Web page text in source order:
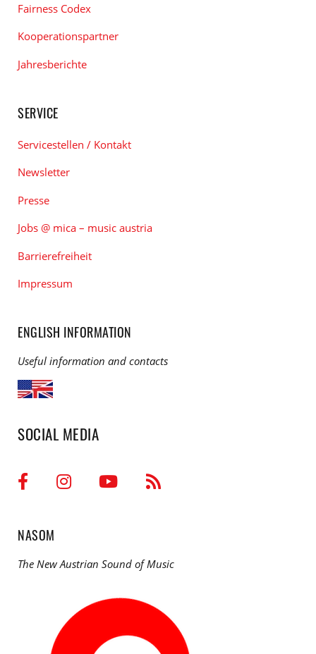
Fairness Codex
Kooperationspartner
Jahresberichte
SERVICE
Servicestellen / Kontakt
Newsletter
Presse
Jobs @ mica – music austria
Barrierefreiheit
Impressum
ENGLISH INFORMATION
Useful information and contacts
SOCIAL MEDIA
NASOM
The New Austrian Sound of Music